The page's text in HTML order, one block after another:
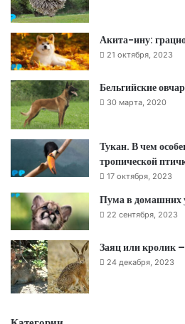
Акита-ину:
21 октября, 2023
Бельгийские
30 марта, 2020
Тукан. В чем
тропической
17 октября, 2023
Пума в домашних
22 сентября, 2023
Заяц или кролик –
24 декабря, 2023